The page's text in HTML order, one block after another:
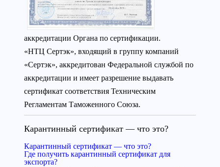
аккредитации Органа по сертификации.
«НТЦ Сертэк», входящий в группу компаний
«Сертэк», аккредитован Федеральной службой по
аккредитации и имеет разрешение выдавать
сертификат соответствия Техническим
Регламентам Таможенного Союза.
Карантинный сертификат — что это?
Карантинный сертификат — что это?
Где получить карантинный сертификат для
экспорта?